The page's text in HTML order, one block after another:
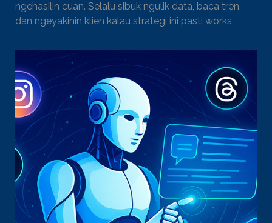
ngehasilin cuan. Selalu sibuk ngulik data, baca tren,
dan ngeyakinin klien kalau strategi ini pasti works.